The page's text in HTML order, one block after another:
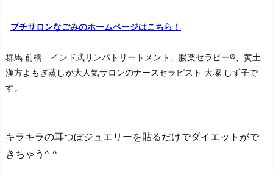
プチサロンなごみのホームページはこちら！
群馬 前橋 インド式リンパトリートメント、腸楽セラピー®︎、黄土
漢方よもぎ蒸しが大人気サロンのナースセラピスト 大塚 しず子で
す。
キラキラの耳つぼジュエリーを貼るだけでダイエットがで
きちゃう^ ^